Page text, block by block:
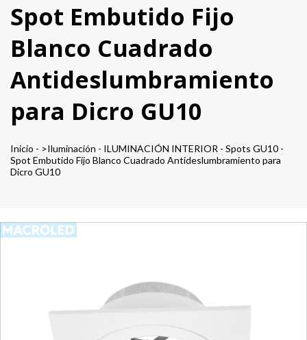
Spot Embutido Fijo
Blanco Cuadrado
Antideslumbramiento
para Dicro GU10
Inicio - >Iluminación - ILUMINACIÓN INTERIOR - Spots GU10 -
Spot Embutido Fijo Blanco Cuadrado Antideslumbramiento para
Dicro GU10